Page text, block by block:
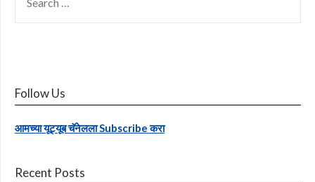
FOR:
Follow Us
आमच्या यूट्यूब चॅनेलला Subscribe करा
Recent Posts